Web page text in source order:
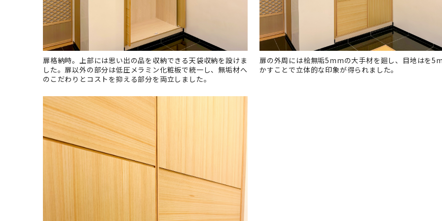
扉格納時。上部には思い出の品を収納できる天袋収納を設けま
した。扉以外の部分は低圧メラミン化粧板で統一し、無垢材へ
のこだわりとコストを抑える部分を両立しました。
扉の外周には桧無垢5mmの大手材を廻し、目地はを
かすことで立体的な印象が得られました。